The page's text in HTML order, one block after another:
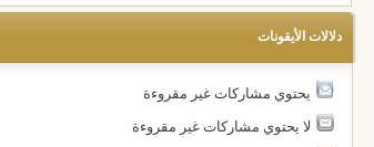
دلالات الأيقونات
يحتوي مشاركات غير مقروءة
لا يحتوي مشاركات غير مقروءة